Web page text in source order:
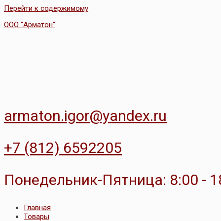
Перейти к содержимому
ООО "Арматон"
armaton.igor@yandex.ru
+7 (812) 6592205
Понедельник-Пятница: 8:00 -
Главная
Товары